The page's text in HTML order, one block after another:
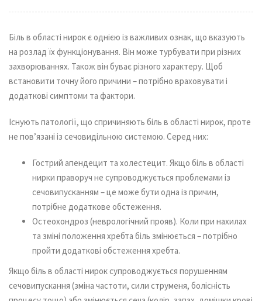
Біль в області нирок є однією із важливих ознак, що вказують
на розлад їх функціонування. Він може турбувати при різних
захворюваннях. Також він буває різного характеру. Щоб
встановити точну його причини – потрібно враховувати і
додаткові симптоми та фактори.
Існують патології, що спричиняють біль в області нирок, проте
не пов’язані із сечовидільною системою. Серед них:
Гострий апендецит та холестецит. Якщо біль в області
нирки праворуч не супроводжується проблемами із
сечовипусканням – це може бути одна із причин,
потрібне додаткове обстеження.
Остеохондроз (неврологічний прояв). Коли при нахилах
та зміні положення хребта біль змінюється – потрібно
пройти додаткові обстеження хребта.
Якщо біль в області нирок супроводжується порушенням
сечовипускання (зміна частоти, сили струменя, болісність